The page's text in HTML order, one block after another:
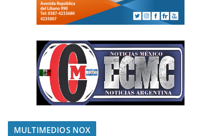
MULTIMEDIOS NOX